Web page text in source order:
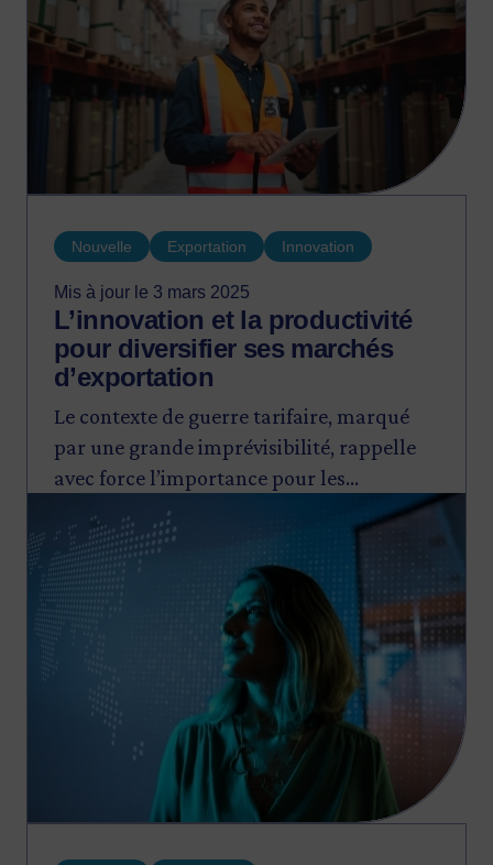
Nouvelle Exportation Innovation
Mis à jour le 3 mars 2025
L’innovation et la productivité
pour diversifier ses marchés
d’exportation
Le contexte de guerre tarifaire, marqué
par une grande imprévisibilité, rappelle
avec force l’importance pour les
entreprises exportatrices de repenser
leurs stratégies pour assurer leur
Image